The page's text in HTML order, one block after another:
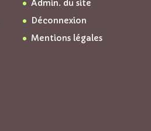
Admin. du site
Déconnexion
Mentions légales